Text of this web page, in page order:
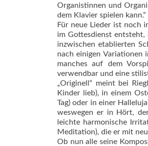
Organistinnen und
dem Klavier spielen kann.“
Für neue Lieder ist noch
im Gottesdienst entsteht,
inzwischen etablierten
nach einigen Variationen
manches auf dem
verwendbar und eine
„Originell“ meint bei
Kinder lieb), in einem
Tag) oder in einer
weswegen er in Hört,
leichte harmonische
Meditation), die er mit
Ob nun alle seine